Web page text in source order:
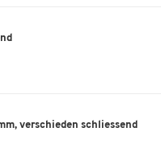
verschieden schliessend